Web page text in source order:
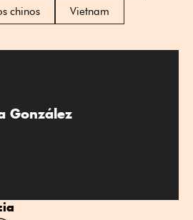
chinos
Vietnam
González